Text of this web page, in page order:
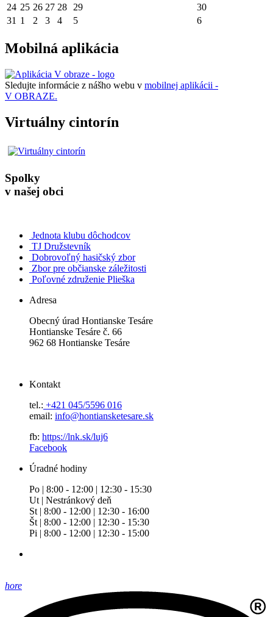
24 25 26 27 28 29
30
31 1 2 3 4 5 6
Mobilná aplikácia
Sledujte informácie z nášho webu v mobilnej aplikácii -
V OBRAZE.
Virtuálny cintorín
Spolky
v našej obci
Jednota klubu dôchodcov
TJ Družstevník
Dobrovoľný hasičský zbor
Zbor pre občianske záležitosti
Poľovné združenie Plieška
Adresa
Obecný úrad Hontianske Tesáre
Hontianske Tesáre č. 66
962 68 Hontianske Tesáre
Kontakt
tel.: +421 045/5596 016
email: info@hontiansketesare.sk
fb: https://lnk.sk/luj6
Facebook
Úradné hodiny
Po | 8:00 - 12:00 | 12:30 - 15:30
Ut | Nestránkový deň
St | 8:00 - 12:00 | 12:30 - 16:00
Št | 8:00 - 12:00 | 12:30 - 15:30
Pi | 8:00 - 12:00 | 12:30 - 15:00
hore